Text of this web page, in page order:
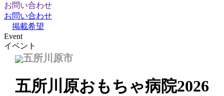
お問い合わせ
お問い合わせ
掲載希望
Event
イベント
五所川原市
五所川原おもちゃ病院2026